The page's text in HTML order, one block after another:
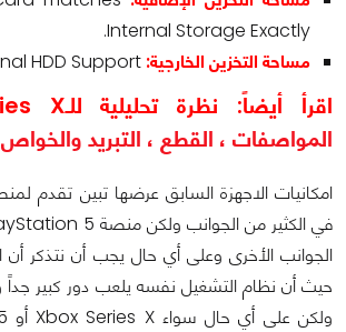
Internal Storage Exactly.
مساحة التخزين الخارجية:
اقرأ أيضاً: نظرة تحليلية للـXbox Series X :
المواصفات ، القطع ، التبريد
الجوانب الأخرى وعلى أي حال يجب أن نتذكر
حيث أن نظام التشغيل نفسه يلعب دور كبير جداً